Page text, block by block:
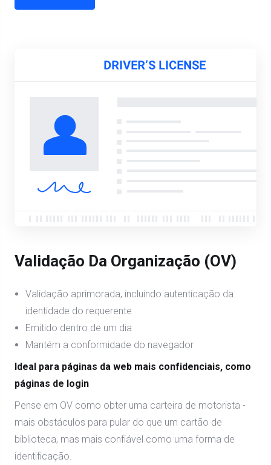
Validação Da Organização (OV)
Validação aprimorada, incluindo autenticação da
identidade do requerente
Emitido dentro de um dia
Mantém a conformidade do navegador
Ideal para páginas da web mais confidenciais, como
páginas de login
Pense em OV como obter uma carteira de motorista -
mais obstáculos para pular do que um cartão de
biblioteca, mas mais confiável como uma forma de
identificação.